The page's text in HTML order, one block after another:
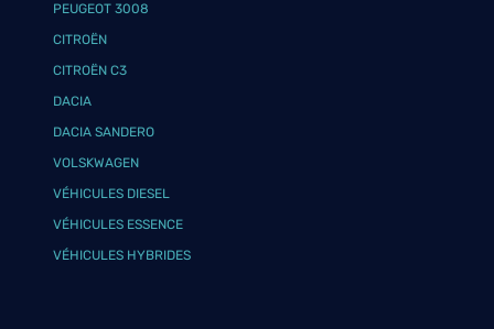
PEUGEOT 3008
CITROËN
CITROËN C3
DACIA
DACIA SANDERO
VOLSKWAGEN
VÉHICULES DIESEL
VÉHICULES ESSENCE
VÉHICULES HYBRIDES